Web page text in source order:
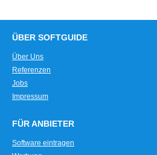
ÜBER SOFTGUIDE
Über Uns
Referenzen
Jobs
Impressum
FÜR ANBIETER
Software eintragen